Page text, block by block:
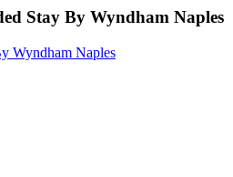
Stay By Wyndham Naples
Wyndham Naples